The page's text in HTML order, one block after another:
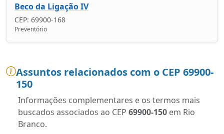
Beco da Ligação IV
CEP: 69900-168
Preventório
Assuntos relacionados com o CEP 69900-
150
Informações complementares e os termos mais
buscados associados ao CEP 69900-150 em Rio
Branco.